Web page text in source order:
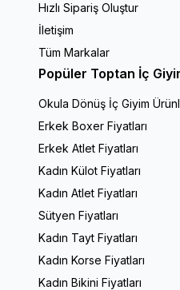
Hızlı Sipariş Oluştur
İletişim
Tüm Markalar
Popüler Toptan İç
Okula Dönüş İç Giyim
Erkek Boxer Fiyatları
Erkek Atlet Fiyatları
Kadın Külot Fiyatları
Kadın Atlet Fiyatları
Sütyen Fiyatları
Kadın Tayt Fiyatları
Kadın Korse Fiyatları
Kadın Bikini Fiyatları